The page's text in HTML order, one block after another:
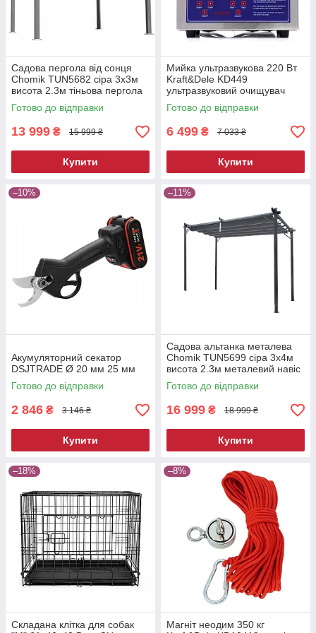
Садова пергола від сонця
Chomik TUN5682 сіра 3х3м
висота 2.3м тіньова пергола
для двору
Готово до відправки
13 999 ₴ 15 999 ₴
Купити
Мийка ультразвукова 220 Вт
Kraft&Dele KD449
ультразвуковий очищувач
Готово до відправки
6 499 ₴ 7 033 ₴
Купити
–10%
Акумуляторний секатор
DSJTRADE Ø 20 мм 25 мм
Готово до відправки
2 846 ₴ 3 146 ₴
Купити
–11%
Садова альтанка металева
Chomik TUN5699 сіра 3х4м
висота 2.3м металевий навіс
від сонця
Готово до відправки
16 999 ₴ 18 999 ₴
Купити
–18%
Складана клітка для собак
–8%
Магніт неодим 350 кг